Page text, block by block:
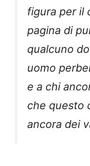
figura per il
pagina di
qualcuno
uomo
e a chi
che questo
ancora dei